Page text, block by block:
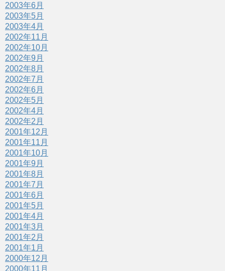
2003年6月
2003年5月
2003年4月
2002年11月
2002年10月
2002年9月
2002年8月
2002年7月
2002年6月
2002年5月
2002年4月
2002年2月
2001年12月
2001年11月
2001年10月
2001年9月
2001年8月
2001年7月
2001年6月
2001年5月
2001年4月
2001年3月
2001年2月
2001年1月
2000年12月
2000年11月